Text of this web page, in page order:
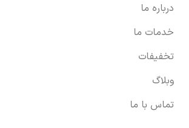
درباره ما
خدمات ما
تخفیفات
وبلاگ
تماس با ما